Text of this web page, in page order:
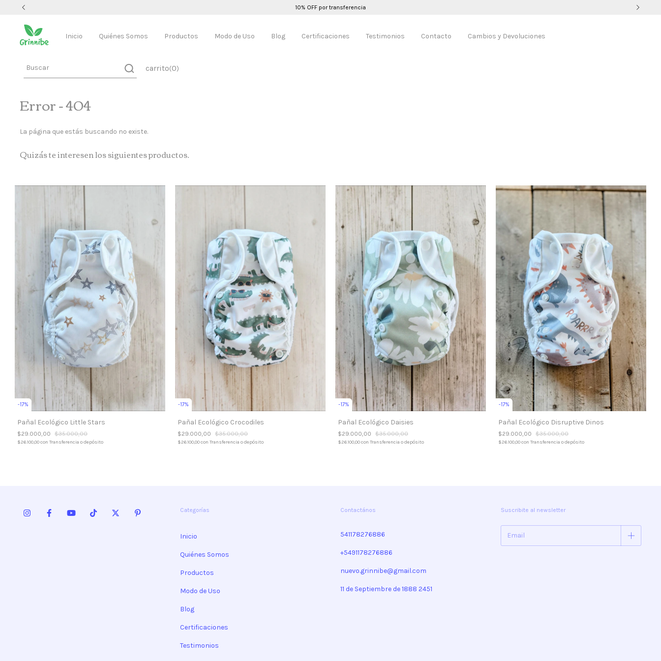
10% OFF por transferencia
Inicio Quiénes Somos Productos Modo de Uso Blog Certificaciones Testimonios Contacto Cambios y Devoluciones
carrito(0)
Error - 404
La página que estás buscando no existe.
Quizás te interesen los siguientes productos.
-17%
Pañal Ecológico Little Stars
$29.000,00 $35.000,00
$26.100,00con Transferencia o depósito
-17%
Pañal Ecológico Crocodiles
$29.000,00 $35.000,00
$26.100,00con Transferencia o depósito
-17%
Pañal Ecológico Daisies
$29.000,00 $35.000,00
$26.100,00con Transferencia o depósito
-17%
Pañal Ecológico Disruptive Dinos
$29.000,00 $35.000,00
$26.100,00con Transferencia o depósito
Categorías
Inicio
Quiénes Somos
Productos
Modo de Uso
Blog
Certificaciones
Testimonios
Contactános
541178276886
+5491178276886
nuevo.grinnibe@gmail.com
11 de Septiembre de 1888 2451
Suscribite al newsletter